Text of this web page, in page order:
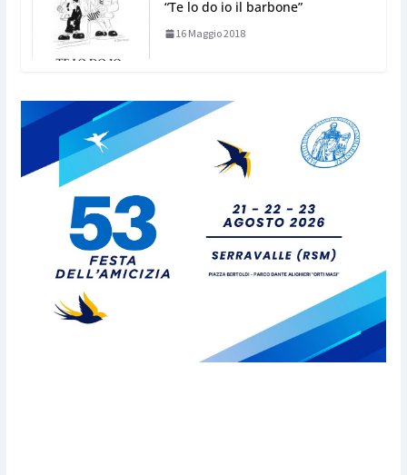
“Te lo do io il barbone”
16 Maggio 2018